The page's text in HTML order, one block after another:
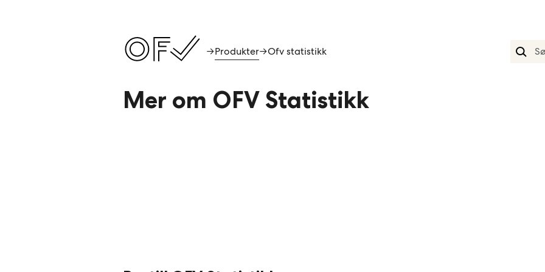
→Produkter→Ofv statistikk
Mer om OFV Statistikk